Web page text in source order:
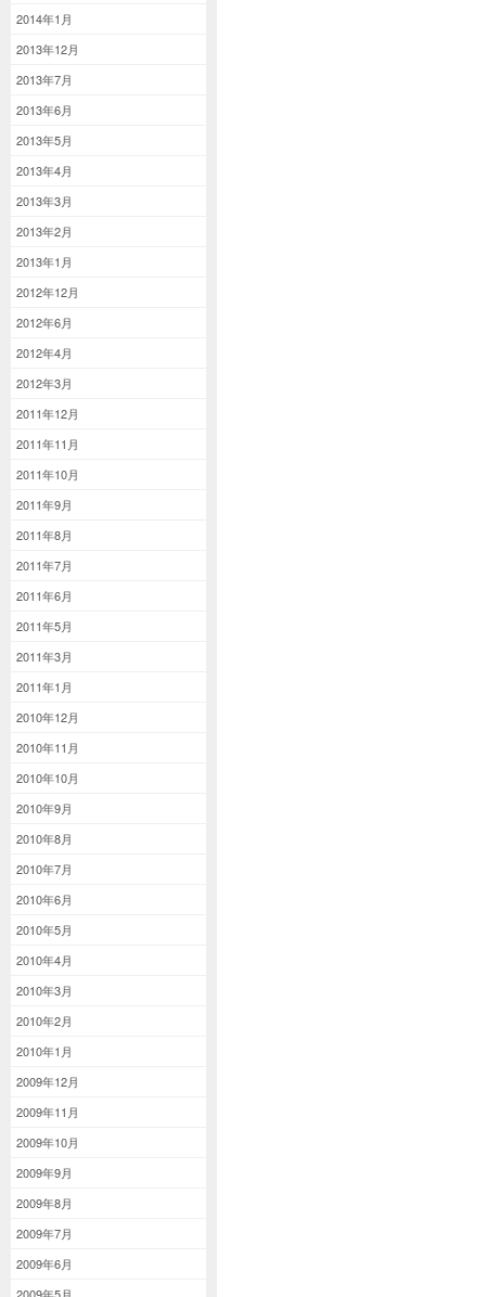
2014年1月
2013年12月
2013年7月
2013年6月
2013年5月
2013年4月
2013年3月
2013年2月
2013年1月
2012年12月
2012年6月
2012年4月
2012年3月
2011年12月
2011年11月
2011年10月
2011年9月
2011年8月
2011年7月
2011年6月
2011年5月
2011年3月
2011年1月
2010年12月
2010年11月
2010年10月
2010年9月
2010年8月
2010年7月
2010年6月
2010年5月
2010年4月
2010年3月
2010年2月
2010年1月
2009年12月
2009年11月
2009年10月
2009年9月
2009年8月
2009年7月
2009年6月